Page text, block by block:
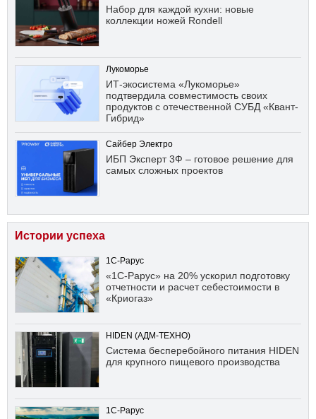
Набор для каждой кухни: новые
коллекции ножей Rondell
Лукоморье
ИТ-экосистема «Лукоморье»
подтвердила совместимость своих
продуктов с отечественной СУБД «Квант-
Гибрид»
Сайбер Электро
ИБП Эксперт 3Ф – готовое решение для
самых сложных проектов
Истории успеха
1С-Рарус
«1С-Рарус» на 20% ускорил подготовку
отчетности и расчет себестоимости в
«Криогаз»
HIDEN (АДМ-ТЕХНО)
Система бесперебойного питания HIDEN
для крупного пищевого производства
1С-Рарус